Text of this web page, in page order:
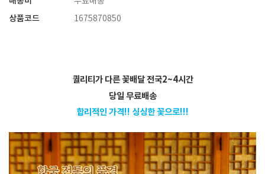
상품코드 1675870850
퀄리티가 다른 꽃배달 전국2~4시간
당일 무료배송
합리적인 가격!! 싱싱한 꽃으로!!!